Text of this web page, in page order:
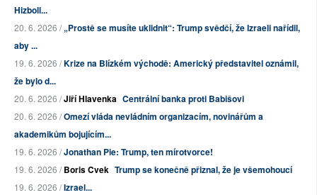
Hizboll...
20. 6. 2026 /„Prostě se musíte uklidnit“: Trump svědčí, že Izraeli nařídil,
aby ...
19. 6. 2026 /Krize na Blízkém východě: Americký představitel oznámil,
že bylo d...
20. 6. 2026 /Jiří Hlavenka Centrální banka proti Babišovi
20. 6. 2026 /Omezí vláda nevládním organizacím, novinářům a
akademikům bojujícím...
19. 6. 2026 /Jonathan Pie: Trump, ten mírotvorce!
19. 6. 2026 /Boris Cvek Trump se konečně přiznal, že je všemohoucí
19. 6. 2026 /Izrael...